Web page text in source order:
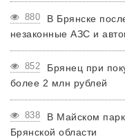
880
В Брянске
незаконные АЗС и
852
Брянец при
более 2 млн рублей
838
В Майском
Брянской области